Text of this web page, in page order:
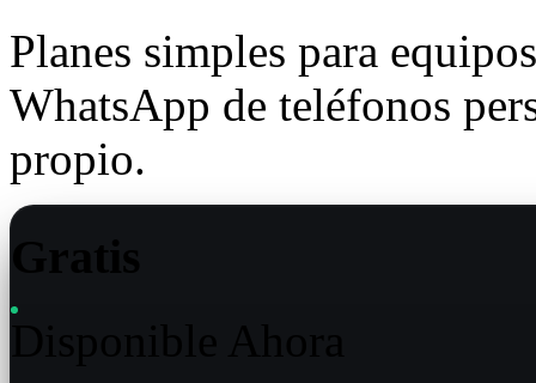
Planes simples para
WhatsApp de teléfonos
propio.